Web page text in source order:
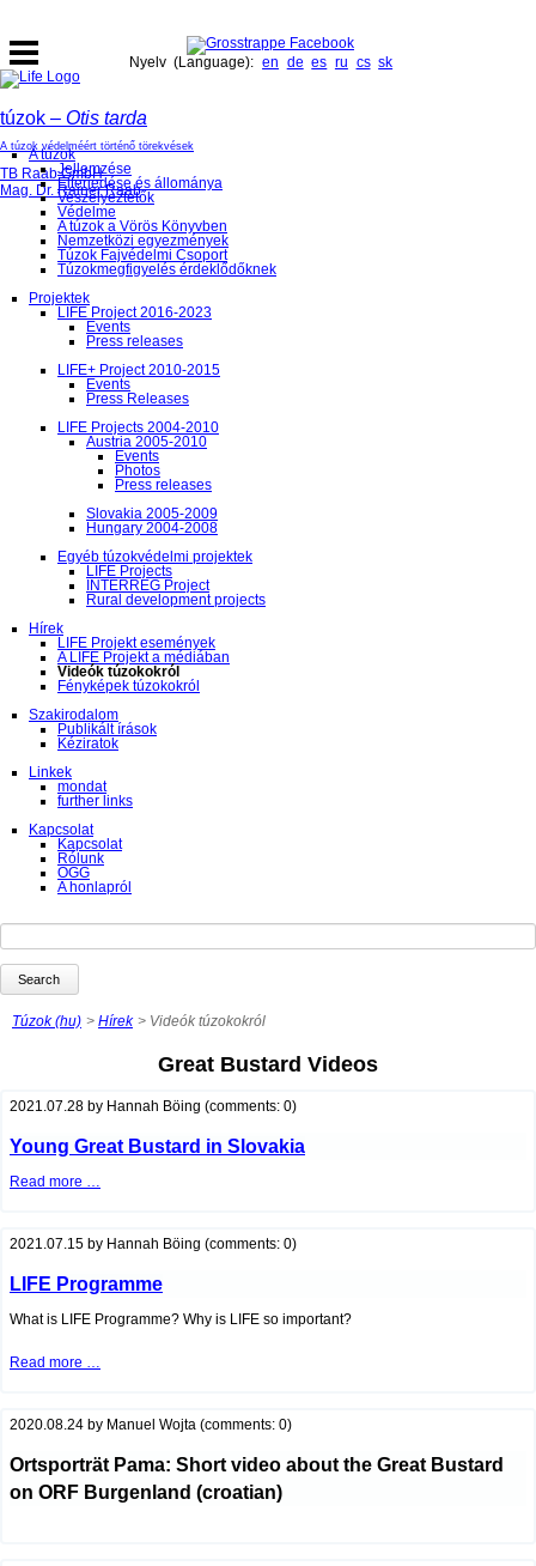
Nyelv (Language):en de es ru cs sk
túzok – Otis tarda
A túzok védelméért történő törekvések
TB Raab GmbH
Mag. Dr. Rainer Raab
A túzok
Jellemzése
Elterjedése és állománya
Veszélyeztetők
Védelme
A túzok a Vörös Könyvben
Nemzetközi egyezmények
Túzok Fajvédelmi Csoport
Túzokmegfigyelés érdeklődőknek
Projektek
LIFE Project 2016-2023
Events
Press releases
LIFE+ Project 2010-2015
Events
Press Releases
LIFE Projects 2004-2010
Austria 2005-2010
Events
Photos
Press releases
Slovakia 2005-2009
Hungary 2004-2008
Egyéb túzokvédelmi projektek
LIFE Projects
INTERREG Project
Rural development projects
Hírek
LIFE Projekt események
A LIFE Projekt a médiában
Videók túzokokról
Fényképek túzokokról
Szakirodalom
Publikált írások
Kéziratok
Linkek
mondat
further links
Kapcsolat
Kapcsolat
Rólunk
ÖGG
A honlapról
Keywords
Search
Túzok (hu) Hírek Videók túzokokról
Great Bustard Videos
2021.07.28 by Hannah Böing (comments: 0)
Young Great Bustard in Slovakia
Read more …
Slovakia
2021.07.15 by Hannah Böing (comments: 0)
LIFE Programme
What is LIFE Programme? Why is LIFE so important?
Read more …
2020.08.24 by Manuel Wojta (comments: 0)
Ortsporträt Pama: Short video about the Great Bustard
on ORF Burgenland (croatian)